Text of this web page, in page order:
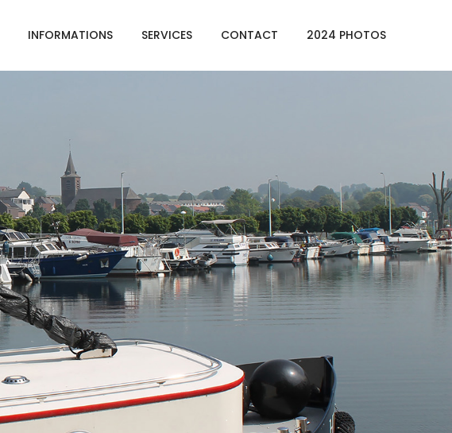
INFORMATIONS SERVICES CONTACT 2024 PHOTOS